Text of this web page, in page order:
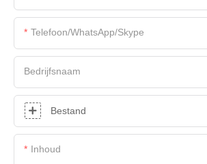
Telefoon/WhatsApp/Skype
Bedrijfsnaam
Bestand
Inhoud